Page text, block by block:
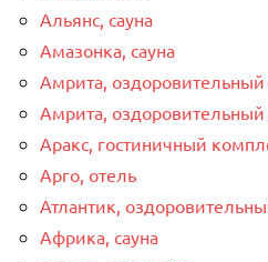
Альянс, сауна
Амазонка, сауна
Амрита, оздоровительный
Амрита, оздоровительный
Аракс, гостиничный
Арго, отель
Атлантик,
Африка, сауна